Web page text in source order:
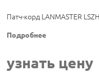
Патч-корд LANMASTER
Подробнее
узнать цену